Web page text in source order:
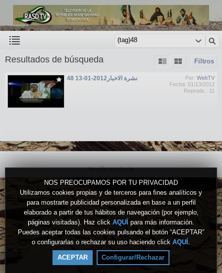
NOS PREOCUPAMOS POR TU PRIVACIDAD
Utilizamos cookies propias y de terceros para fines analíticos y
para mostrarte publicidad personalizada en base a un perfil
elaborado a partir de tus hábitos de navegación (por ejemplo,
páginas visitadas). Haz click AQUÍ para más información.
Puedes aceptar todas las cookies pulsando el botón “ACEPTAR”
o configurarlas o rechazar su uso haciendo click AQUÍ .
ACEPTAR Configurar/Rechazar
Filtros
Resultados de búsqueda
Por: WebTV
Fecha: 01/13/2012
Reprods.: 11
نشرة الاخبار2012-01-13 48
Versión escritorio